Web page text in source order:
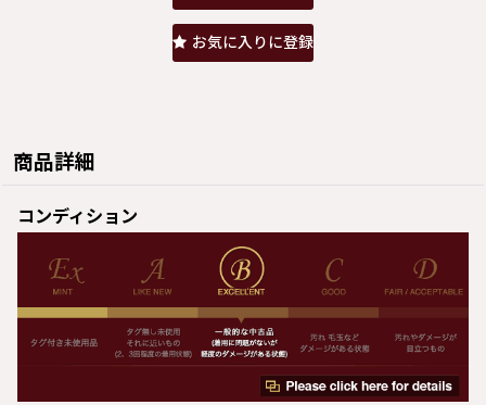
お気に入りに登録
商品詳細
コンディション